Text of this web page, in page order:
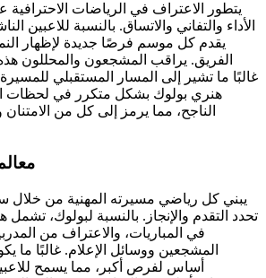
يتطور الاعتراف في الرياضات
الأداء والتفاني والاتساق. بالنسبة للاعبين
يقدم كل موسم فرصًا جديدة لإظهار
الفريق. يراقب المشجعون والمحللون
غالبًا ما تشير إلى المسار المستقبلي
هنري بولوك بشكل متكرر في لحظات
الناجح، مما يرمز إلى كل من
يبني كل رياضي مسيرته المهنية من خلال
تحدد التقدم والإنجاز. بالنسبة لبولوك، تشمل
في المباريات، والاعتراف من
المشجعين ووسائل الإعلام. غالبًا ما
أساس لفرص أكبر، مما يسمح